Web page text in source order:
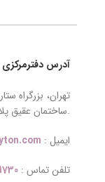
آدرس دفترمرکزی
تهران، بزرگراه
.ساختمان عقیق پلاک ۳۲ واحد 16-کد پستی :
ایمیل :
تلفن تماس :